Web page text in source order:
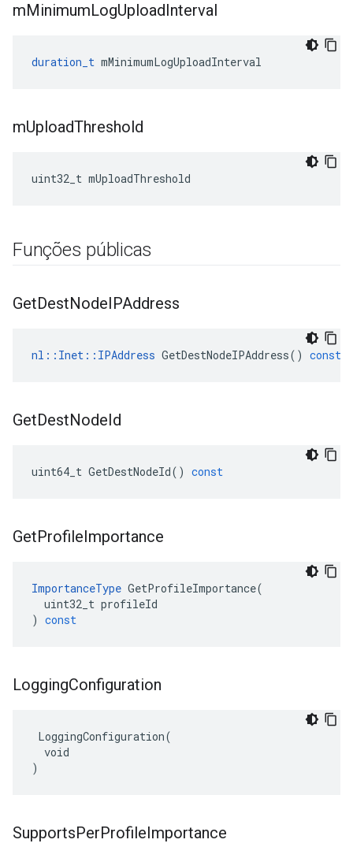
mMinimumLogUploadInterval
duration_t mMinimumLogUploadInterval
mUploadThreshold
uint32_t mUploadThreshold
Funções públicas
GetDestNodeIPAddress
nl :: Inet :: IPAddress GetDestNodeIPAddress() const
GetDestNodeId
uint64_t GetDestNodeId() const
GetProfileImportance
ImportanceType GetProfileImportance(
uint32_t profileId
) const
LoggingConfiguration
LoggingConfiguration(
  void
)
SupportsPerProfileImportance